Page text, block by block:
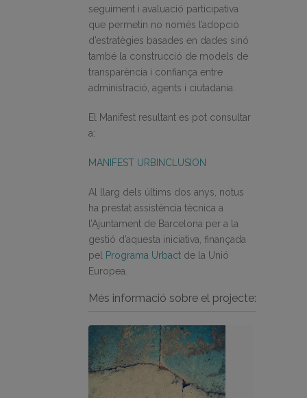
seguiment i avaluació participativa
que permetin no només l’adopció
d’estratègies basades en dades sinó
també la construcció de models de
transparència i confiança entre
administració, agents i ciutadania.
El Manifest resultant es pot consultar
a:
MANIFEST URBINCLUSION
Al llarg dels últims dos anys, notus
ha prestat assistència tècnica a
l’Ajuntament de Barcelona per a la
gestió d’aquesta iniciativa, finançada
pel Programa Urbact de la Unió
Europea.
Més informació sobre el projecte: